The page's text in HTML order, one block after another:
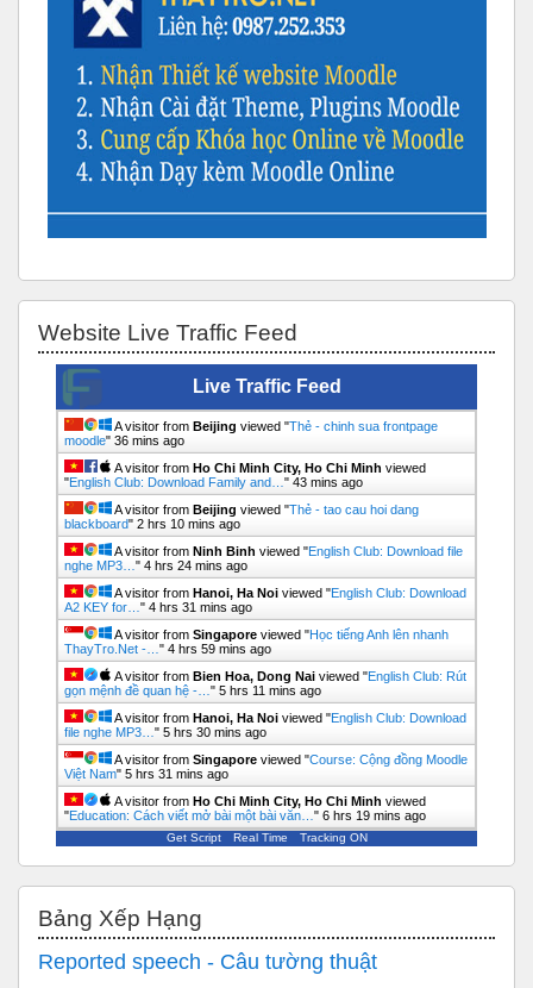
Website Live Traffic Feed
Live Traffic Feed
A visitor from Beijing viewed "Thẻ - chinh sua frontpage
moodle" 36 mins ago
A visitor from Ho Chi Minh City, Ho Chi Minh viewed
"English Club: Download Family and… " 43 mins ago
A visitor from Beijing viewed "Thẻ - tao cau hoi dang
blackboard" 2 hrs 10 mins ago
A visitor from Ninh Binh viewed "English Club: Download file
nghe MP3… " 4 hrs 24 mins ago
A visitor from Hanoi, Ha Noi viewed "English Club: Download
A2 KEY for… " 4 hrs 31 mins ago
A visitor from Singapore viewed "Học tiếng Anh lên nhanh
ThayTro.Net -… " 4 hrs 59 mins ago
A visitor from Bien Hoa, Dong Nai viewed "English Club: Rút
gọn mệnh đề quan hệ -… " 5 hrs 11 mins ago
A visitor from Hanoi, Ha Noi viewed "English Club: Download
file nghe MP3… " 5 hrs 30 mins ago
A visitor from Singapore viewed "Course: Cộng đồng Moodle
Việt Nam" 5 hrs 31 mins ago
A visitor from Ho Chi Minh City, Ho Chi Minh viewed
"Education: Cách viết mở bài một bài văn… " 6 hrs 19 mins ago
Get Script Real Time Tracking ON
Bảng Xếp Hạng
Reported speech - Câu tường thuật